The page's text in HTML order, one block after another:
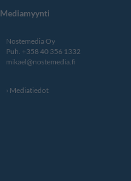
Mediamyynti
Nostemedia Oy
Puh. +358 40 356 1332
mikael@nostemedia.fi
Mediatiedot